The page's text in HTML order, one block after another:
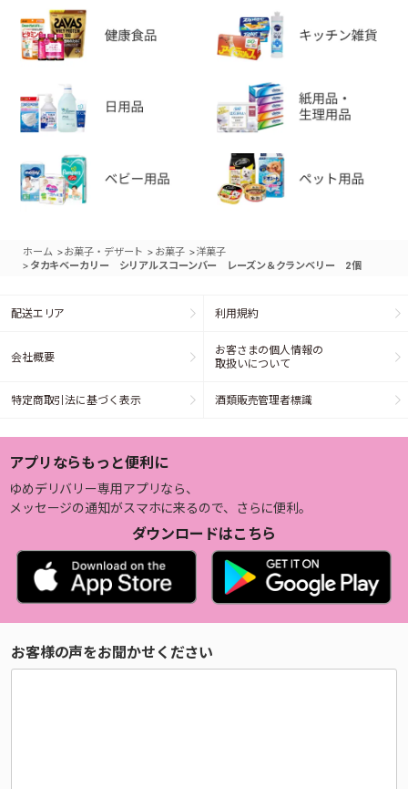
ホーム >お菓子・デザート > お菓子 >洋菓子
> タカキベーカリー シリアルスコーンバー レーズン＆クランベリー 2個
配送エリア 利用規約
会社概要
お客さまの個人情報の
取扱いについて
特定商取引法に基づく表示 酒類販売管理者標識
アプリならもっと便利に
ゆめデリバリー専用アプリなら、
メッセージの通知がスマホに来るので、さらに便利。
ダウンロードはこちら
お客様の声をお聞かせください